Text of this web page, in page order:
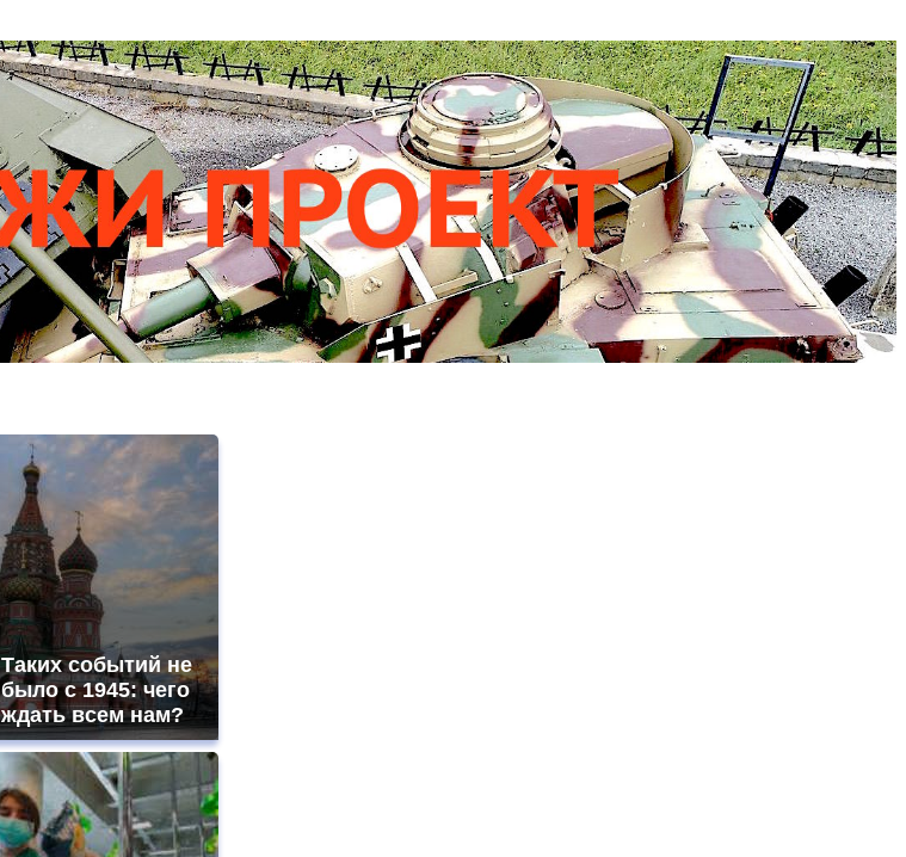
Таких событий не
было с 1945: чего
ждать всем нам?